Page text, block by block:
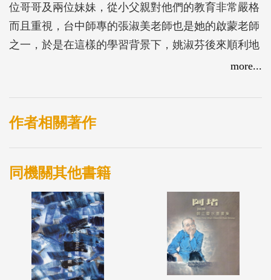
位哥哥及兩位妹妹，從小父親對他們的教育非常嚴格
而且重視，台中師專的張淑美老師也是她的啟蒙老師
之一，於是在這樣的學習背景下，姚淑芬後來順利地
考上師大美術系的西畫組，因而開啟了她在教育和藝
在藝術創作上同樣傑出。原本是畫西畫的姚淑芬，後
來卻因為不喜歡西畫顏料的氣味，於是讓她轉往水墨
前往台北習畫，並且接受喻仲林、黃昌惠等名師的指
導，時間長達四、五年之久。另外，她為了要不斷地
精進自我，除了持續地進行水墨創作之外，還曾經跟
隨陳其銓、簡銘山、林隆達、陳志聲及蕭世瓊等人習
學習書法。
本次展出主題為「藝享世界(Art and Sharing
more...
作者相關著作
同機關其他書籍